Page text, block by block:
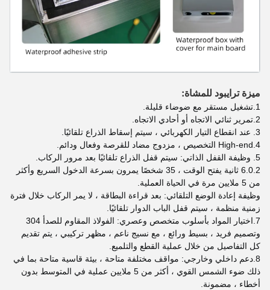
ميزة ترايبود للمشاة:
1. تشغيل مستقر مع ضوضاء قليلة.
2. تمرير ثنائي الاتجاه أو أحادي الاتجاه.
3. عند انقطاع التيار الكهربائي ، سيتم إسقاط الذراع تلقائيًا.
4.High-end التخصيص ، مزدوج مضاد للقرصة وفعال ودائم.
5. وظيفة القفل الذاتي: سيتم قفل الذراع تلقائيًا بعد مرور الركاب.
6.0.2 ثانية يفتح الوقت ، 35 شخصًا يمرون بسرعة الدخول السريع وأكثر
من 5 ملايين مرة في الحياة العملية.
وظيفة إعادة الوضع التلقائي: بعد قراءة البطاقة ، لا يمر الركاب خلال فترة
زمنية منظمة ، سيتم قفل الباب الدوار تلقائيًا.
7.
اختيار المواد بأسلوب متخصص وعصري: الفولاذ المقاوم للصدأ 304
وتصميم فريد ، بسيط ورائع ، مع نسيج ناعم ، مظهر تركيبي ، يتم تقديم
كل التفاصيل من خلال عملية القطع والتلميع.
8. دعم داخلي وخارجي: مواقف مختلفة متاحة ، بيئة قاسية متاحة بما في
ذلك ضوء الشمس القوي ، أكثر من 5 ملايين عملية في المتوسط ​​بدون
أخطاء ، مضمونة.